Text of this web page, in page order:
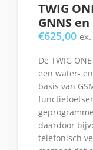
TWIG
GNNS en
€625,00
De TWIG
een water-
basis van
daardoor
telefonisch